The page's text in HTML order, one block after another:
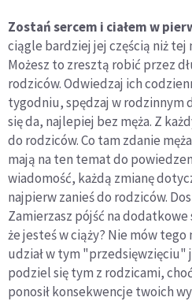
Zostań sercem i ciałem w
ciągle bardziej jej częścią niż tej
Możesz to zresztą robić przez
rodziców. Odwiedzaj ich
tygodniu, spędzaj w rodzinnym
się da, najlepiej bez męża. Z
do rodziców. Co tam zdanie
mają na ten temat do
wiadomość, każdą zmianę
najpierw zanieś do rodziców.
Zamierzasz pójść na dodatkowe
że jesteś w ciąży? Nie mów
udział w tym "przedsięwzięciu"
podziel się tym z rodzicami,
ponosił konsekwencje twoich